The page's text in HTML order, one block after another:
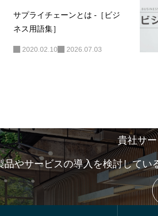
サプライチェーンとは -［ビジ
ネス用語集］
2020.02.10 2026.07.03
貴社サ
品やサービスの導入を検討して